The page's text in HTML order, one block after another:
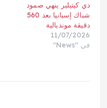
دي كيتيلير ينهي صمود
شباك إسبانيا بعد 560
دقيقة مونديالية
11/07/2026
في "News"